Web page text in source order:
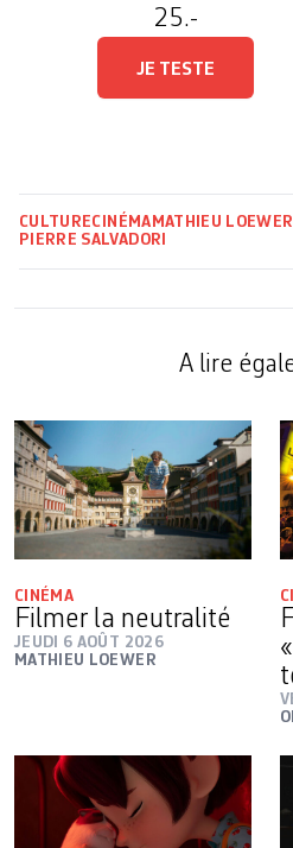
25.-
JE TESTE
CULTURECINÉMA MATHIEU LOEWER
PIERRE SALVADORI
A lire
CINÉMA
Filmer la neutralité
JEUDI 6 AOÛT 2026
MATHIEU LOEWER